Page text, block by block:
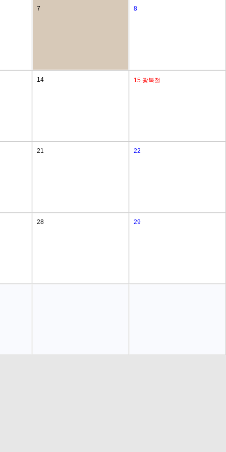
7 8
14 15 광복절
21 22
28 29